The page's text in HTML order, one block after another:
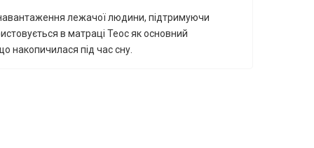
навантаження лежачої людини, підтримуючи
в матраці Теос як основний
накопичилася під час сну.